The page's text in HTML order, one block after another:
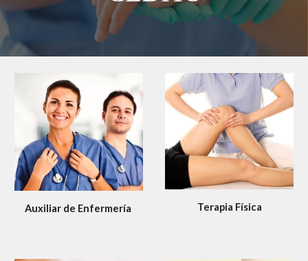
Auxiliar de Enfermería Terapia Física